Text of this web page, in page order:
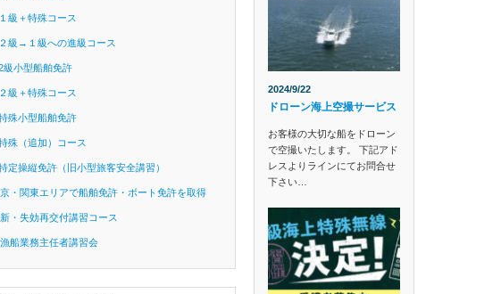
１級＋特殊コース
２級→１級への進級コース
級小型船舶免許
２級＋特殊コース
殊小型船舶免許
殊（追加）コース
定操縦免許（旧小型旅客安全講習）
・関東エリアで船舶免許・ボート免許を取得
・失効再交付講習コース
船業務主任者講習会
2024/9/22
ドローン海上空撮サービス
お客様の大切な船をドローン
で空撮いたします。 下記アド
レスよりラインにてお問合せ
下さい…